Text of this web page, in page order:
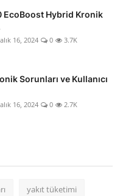
EcoBoost Hybrid Kronik
16, 2024 0 3.7K
Sorunları ve Kullanıcı
16, 2024 0 2.7K
yakıt tüketimi